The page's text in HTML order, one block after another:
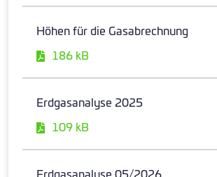
Höhen für die Gasabrechnung
186 kB
Erdgasanalyse 2025
109 kB
Erdgasanalyse 05/2026